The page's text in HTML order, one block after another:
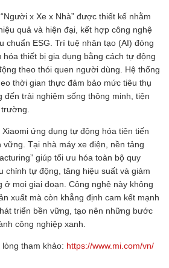
x Xe x Nhà” được thiết kế nhằm
quả và hiện đại, kết hợp công nghệ
chuẩn ESG. Trí tuệ nhân tạo (AI) đóng
thiết bị gia dụng bằng cách tự động
theo thói quen người dùng. Hệ thống
thời gian thực đảm bảo mức tiêu thụ
đến trải nghiệm sống thông minh, tiện
ứng dụng tự động hóa tiên tiến
Tại nhà máy xe điện, nền tảng
giúp tối ưu hóa toàn bộ quy
chỉnh tự động, tăng hiệu suất và giảm
ở mọi giai đoạn. Công nghệ này không
xuất mà còn khẳng định cam kết mạnh
triển bền vững, tạo nên những bước
công nghiệp xanh.
tham khảo: https://www.mi.com/vn/